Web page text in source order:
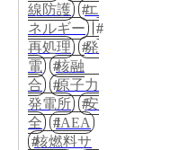
線防護
エ
ネルギー
再処理
発
電
核融
合
原子力
発電所
安
全
IAEA
核燃料サ